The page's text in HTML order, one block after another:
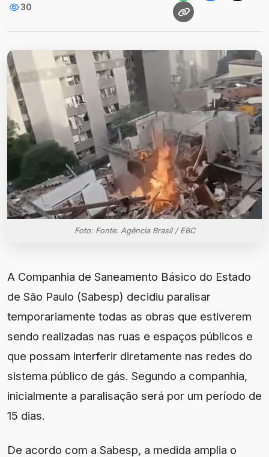
30
Foto: Fonte: Agência Brasil / EBC
A Companhia de Saneamento Básico do Estado
de São Paulo (Sabesp) decidiu paralisar
temporariamente todas as obras que estiverem
sendo realizadas nas ruas e espaços públicos e
que possam interferir diretamente nas redes do
sistema público de gás. Segundo a companhia,
inicialmente a paralisação será por um período de
15 dias.
De acordo com a Sabesp, a medida amplia o